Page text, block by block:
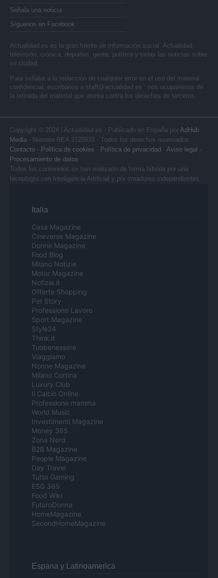
Señala una noticia
Síguenos en Facebook
Actualidad.es es la gran fuente de información social. Actualidad,
televisión, crónica, deportes, gente, política y todas las noticias sobre
su ciudad.
Para señalar a la redacción de cualquier error en el uso del material
confidencial, escríbanos a staff@actualidad.es : nos ocuparemos de
la retirada del material que atenta contra los derechos de terceros.
Copyright © 2024 | Actualidad.es - Publicado en España por AdHub
Media - Numero REA 2729933 - Todos los derechos reservados.
Contacto - Politica de cookies - Política de privacidad - Aviso legal -
Procesamiento de datos
Todos los contenidos se han realizado de forma híbrida por una
tecnología con Inteligencia Artificial y por creadores independientes
Italia
Casa Magazine
Cineverse Magazine
Donne Magazine
Food Blog
Milano Notizie
Motor Magazine
Notizie.it
Offerte Shopping
Pet Story
Professione Lavoro
Sport Magazine
Style24
Think.it
Tuobenessere
Viaggiamo
Nonne Magazine
Milano Cortina
Luxury Club
Il Calcio Online
Professione mamma
World Music
Investimenti Magazine
Money 365
Zona Nerd
B2B Magazine
People Magazine
Day Travel
Tutto Gaming
ESG 365
Food Wiki
FuturoDonna
HomeMagazine
SecondHomeMagazine
Espana y Latinoamerica